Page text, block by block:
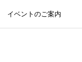
イベントのご案内